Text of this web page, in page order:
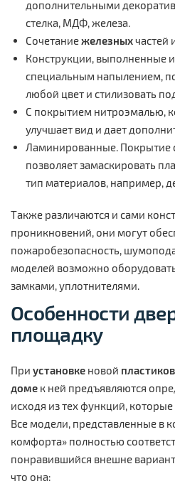
дополнительными
стелка, МДФ, железа.
Сочетаниежелезныхчастей
Конструкции, выполненные
специальным напылением,
любой цвет и стилизовать
С покрытием нитроэмалью,
улучшает вид и дает
Ламинированные. Покрытие
позволяет замаскировать
тип материалов, например,
Также различаются и сами
проникновений, они могут
пожаробезопасность,
моделей возможно
замками, уплотнителями.
Особенности
площадку
При установке новой
доме к ней предъявляются
исходя из тех функций,
Все модели, представленные в
комфорта» полностью
понравившийся внешне
что она: